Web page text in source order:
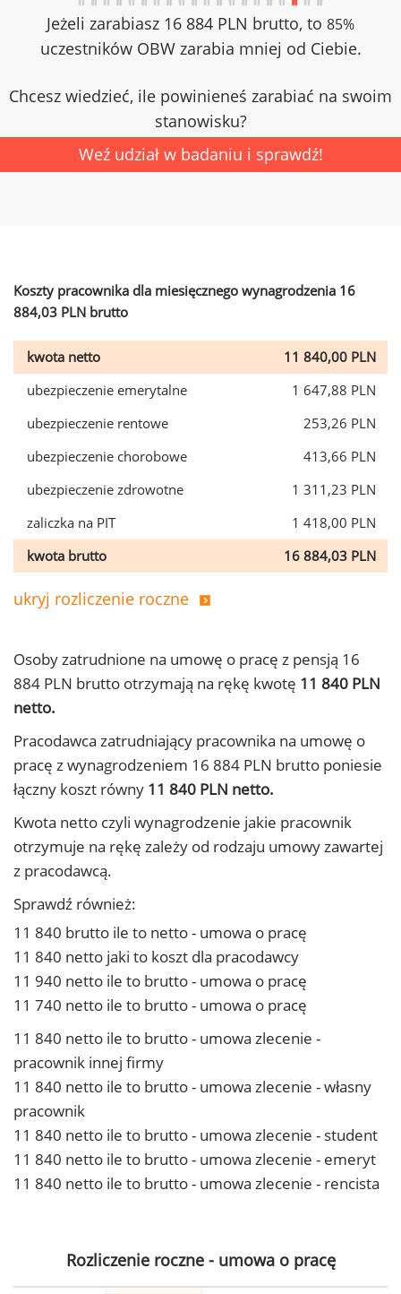
Jeżeli zarabiasz 16 884 PLN brutto, to 85%
uczestników OBW zarabia mniej od Ciebie.
Chcesz wiedzieć, ile powinieneś zarabiać na swoim
stanowisku?
Weź udział w badaniu i sprawdź!
Koszty pracownika dla miesięcznego wynagrodzenia 16
884,03 PLN brutto
kwota netto
11 840,00 PLN
ubezpieczenie emerytalne
1 647,88 PLN
ubezpieczenie rentowe
253,26 PLN
ubezpieczenie chorobowe
413,66 PLN
ubezpieczenie zdrowotne
1 311,23 PLN
zaliczka na PIT
1 418,00 PLN
kwota brutto
16 884,03 PLN
ukryj rozliczenie roczne
Osoby zatrudnione na umowę o pracę z pensją 16
884 PLN brutto otrzymają na rękę kwotę 11 840 PLN
netto.
Pracodawca zatrudniający pracownika na umowę o
pracę z wynagrodzeniem 16 884 PLN brutto poniesie
łączny koszt równy 11 840 PLN netto.
Kwota netto czyli wynagrodzenie jakie pracownik
otrzymuje na rękę zależy od rodzaju umowy zawartej
z pracodawcą.
Sprawdź również:
11 840 brutto ile to netto - umowa o pracę
11 840 netto jaki to koszt dla pracodawcy
11 940 netto ile to brutto - umowa o pracę
11 740 netto ile to brutto - umowa o pracę
11 840 netto ile to brutto - umowa zlecenie -
pracownik innej firmy
11 840 netto ile to brutto - umowa zlecenie - własny
pracownik
11 840 netto ile to brutto - umowa zlecenie - student
11 840 netto ile to brutto - umowa zlecenie - emeryt
11 840 netto ile to brutto - umowa zlecenie - rencista
Rozliczenie roczne - umowa o pracę